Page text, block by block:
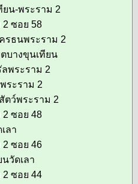
ยน-พระราม 2
ซอย 58
รธนพระราม 2
บางขุนเทียน
พระราม 2
ระราม 2
ตว์พระราม 2
ซอย 48
ลา
ซอย 46
นวัดเลา
ซอย 44